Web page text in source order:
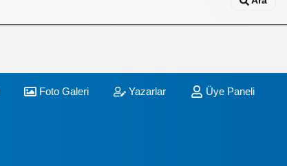
Foto Galeri Yazarlar Üye Paneli